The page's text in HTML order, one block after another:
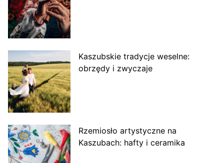
Kaszubskie tradycje weselne:
obrzędy i zwyczaje
Rzemiosło artystyczne na
Kaszubach: hafty i ceramika